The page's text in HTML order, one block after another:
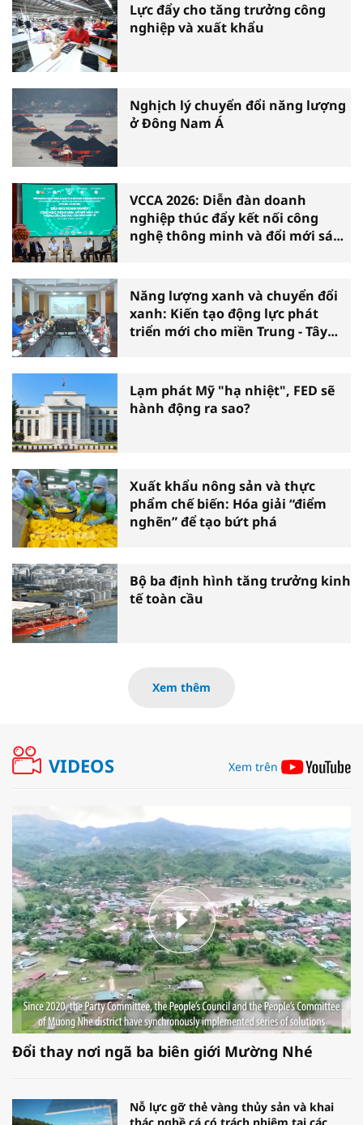
Lực đẩy cho tăng trưởng công
nghiệp và xuất khẩu
Nghịch lý chuyển đổi năng lượng
ở Đông Nam Á
VCCA 2026: Diễn đàn doanh
nghiệp thúc đẩy kết nối công
nghệ thông minh và đổi mới sáng
Năng lượng xanh và chuyển đổi
xanh: Kiến tạo động lực phát
triển mới cho miền Trung - Tây
Lạm phát Mỹ "hạ nhiệt", FED sẽ
hành động ra sao?
Xuất khẩu nông sản và thực
phẩm chế biến: Hóa giải “điểm
nghẽn” để tạo bứt phá
Bộ ba định hình tăng trưởng kinh
tế toàn cầu
Xem thêm
VIDEOS Xem trên
Đổi thay nơi ngã ba biên giới Mường Nhé
Nỗ lực gỡ thẻ vàng thủy sản và khai